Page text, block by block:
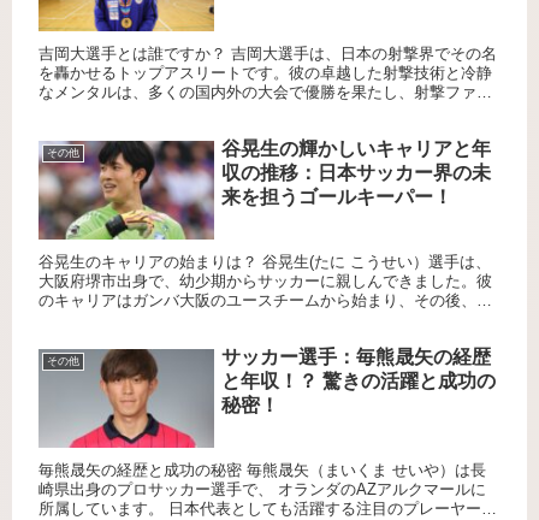
吉岡大選手とは誰ですか？ 吉岡大選手は、日本の射撃界でその名
を轟かせるトップアスリートです。彼の卓越した射撃技術と冷静
なメンタルは、多くの国内外の大会で優勝を果たし、射撃ファン
その他
谷晃生の輝かしいキャリアと年
収の推移：日本サッカー界の未
来を担うゴールキーパー！
谷晃生のキャリアの始まりは？ 谷晃生(たに こうせい）選手は、
大阪府堺市出身で、幼少期からサッカーに親しんできました。彼
のキャリアはガンバ大阪のユースチームから始まり、その後、湘
その他
サッカー選手：毎熊晟矢の経歴
と年収！？ 驚きの活躍と成功の
秘密！
毎熊晟矢の経歴と成功の秘密 毎熊晟矢（まいくま せいや）は長
崎県出身のプロサッカー選手で、 オランダのAZアルクマールに
所属しています。 日本代表としても活躍する注目のプレーヤー